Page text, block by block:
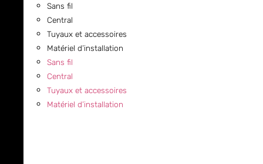
Sans fil
Central
Tuyaux et accessoires
Matériel d’installation
Sans fil
Central
Tuyaux et accessoires
Matériel d’installation